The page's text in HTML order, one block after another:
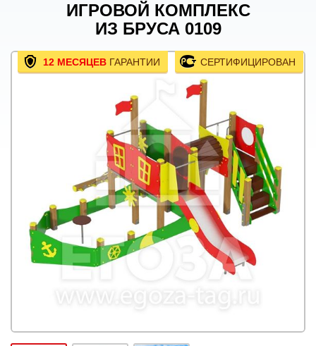
ИГРОВОЙ КОМПЛЕКС
ИЗ БРУСА 0109
12 МЕСЯЦЕВ ГАРАНТИИ СЕРТИФИЦИРОВАН